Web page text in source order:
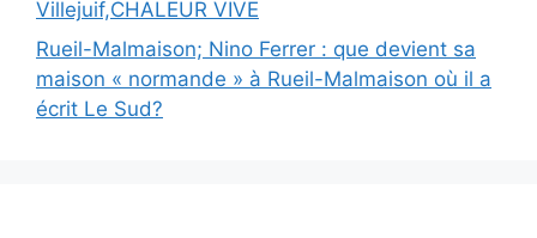
Villejuif,CHALEUR VIVE
Rueil-Malmaison; Nino Ferrer : que devient sa
maison « normande » à Rueil-Malmaison où il a
écrit Le Sud?